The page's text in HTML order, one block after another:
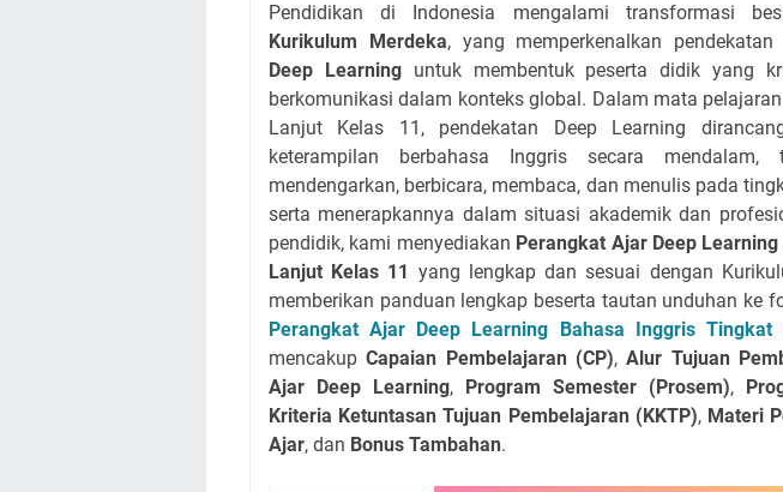
Pendidikan di Indonesia mengalami transformasi
Kurikulum Merdeka, yang memperkenalkan
Deep Learninguntuk membentuk peserta didik yang
berkomunikasi dalam konteks global. Dalam mata
Lanjut Kelas 11, pendekatan Deep Learning
keterampilan berbahasa Inggris secara mendalam,
mendengarkan, berbicara, membaca, dan menulis pada
serta menerapkannya dalam situasi akademik dan
pendidik, kami menyediakan Perangkat Ajar Deep
Lanjut Kelas 11 yang lengkap dan sesuai dengan
memberikan panduan lengkap beserta tautan unduhan ke
Perangkat Ajar Deep Learning Bahasa Inggris Tingkat
mencakupCapaian Pembelajaran (CP),Alur Tujuan
Ajar Deep Learning, Program Semester (Prosem),
Kriteria Ketuntasan Tujuan Pembelajaran (KKTP), Materi
Ajar, dan Bonus Tambahan.